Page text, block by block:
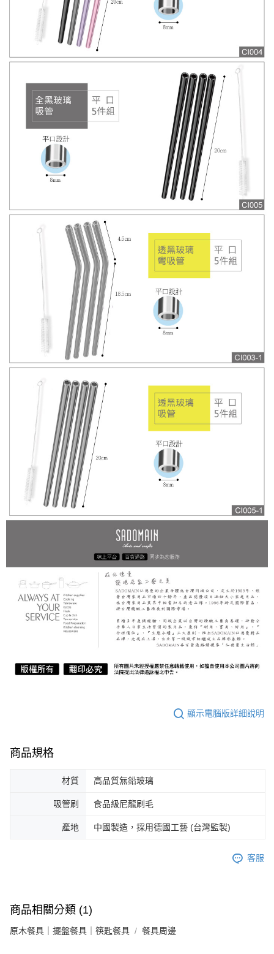
顯示電腦版詳細說明
商品規格
材質 高品質無鉛玻璃
吸管刷 食品級尼龍刷毛
產地 中國製造，採用德國工藝 (台灣監製)
客服
商品相關分類 (1)
原木餐具｜擺盤餐具｜筷匙餐具 餐具周邊